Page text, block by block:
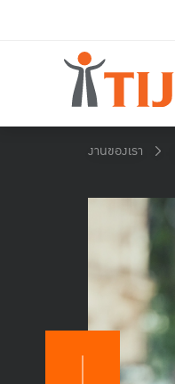
งานของเรา